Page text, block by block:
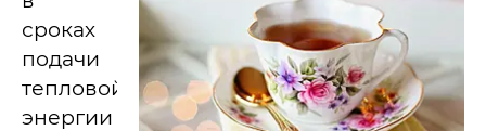
сроках
подачи
тепловой
энергии